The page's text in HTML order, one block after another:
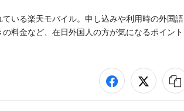
いる楽天モバイル。申し込みや利用時の外国語
料金など、在日外国人の方が気になるポイント